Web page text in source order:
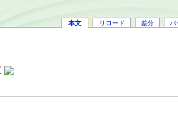
本文 リロード 差分 バ